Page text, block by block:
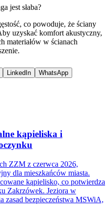
jest słaba?
co powoduje, że ściany
uzyskać komfort akustyczny,
materiałów w ścianach
LinkedIn WhatsApp
kąpieliska i
ZZM z czerwca 2026,
dla mieszkańców miasta.
kąpielisko, co potwierdza
Zakrzówek. Jeziora w
zasad bezpieczeństwa MSWiA,